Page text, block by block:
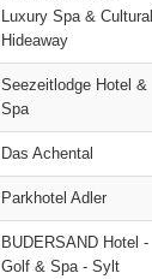
Luxury Spa & Cultural
Hideaway
Seezeitlodge Hotel &
Spa
Das Achental
Parkhotel Adler
BUDERSAND Hotel -
Golf & Spa - Sylt